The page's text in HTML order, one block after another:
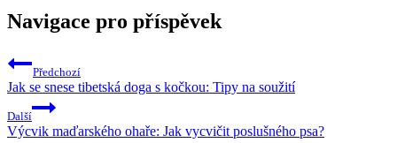
Navigace pro příspěvek
Předchozí
Jak se snese tibetská doga s kočkou: Tipy na soužití
Další
Výcvik maďarského ohaře: Jak vycvičit poslušného psa?